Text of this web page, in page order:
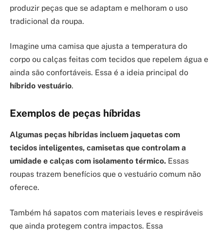
produzir peças que se adaptam e melhoram o uso
tradicional da roupa.
Imagine uma camisa que ajusta a temperatura do
corpo ou calças feitas com tecidos que repelem água e
ainda são confortáveis. Essa é a ideia principal do
híbrido vestuário.
Exemplos de peças híbridas
Algumas peças híbridas incluem jaquetas com
tecidos inteligentes, camisetas que controlam a
umidade e calças com isolamento térmico. Essas
roupas trazem benefícios que o vestuário comum não
oferece.
Também há sapatos com materiais leves e respiráveis
que ainda protegem contra impactos. Essa